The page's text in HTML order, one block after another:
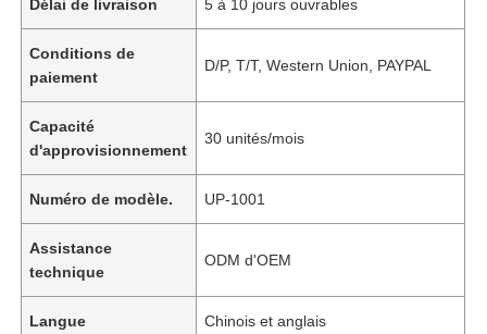
Délai de livraison 5 à 10 jours ouvrables
Conditions de
paiement
D/P, T/T, Western Union, PAYPAL
Capacité
d'approvisionnement
30 unités/mois
Numéro de modèle. UP-1001
Assistance
technique
ODM d'OEM
Langue Chinois et anglais